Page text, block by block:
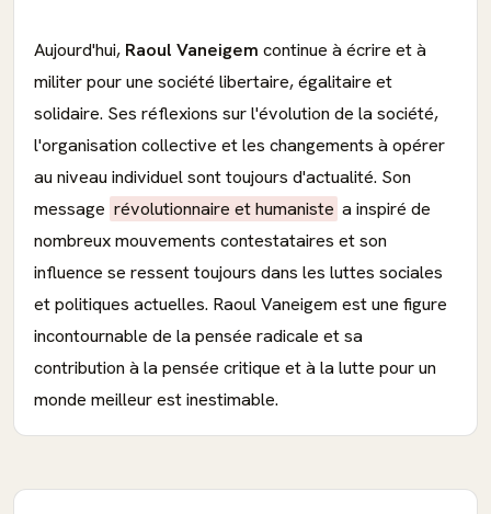
Aujourd'hui, Raoul Vaneigem continue à écrire et à
militer pour une société libertaire, égalitaire et
solidaire. Ses réflexions sur l'évolution de la société,
l'organisation collective et les changements à opérer
au niveau individuel sont toujours d'actualité. Son
message révolutionnaire et humaniste a inspiré de
nombreux mouvements contestataires et son
influence se ressent toujours dans les luttes sociales
et politiques actuelles. Raoul Vaneigem est une figure
incontournable de la pensée radicale et sa
contribution à la pensée critique et à la lutte pour un
monde meilleur est inestimable.